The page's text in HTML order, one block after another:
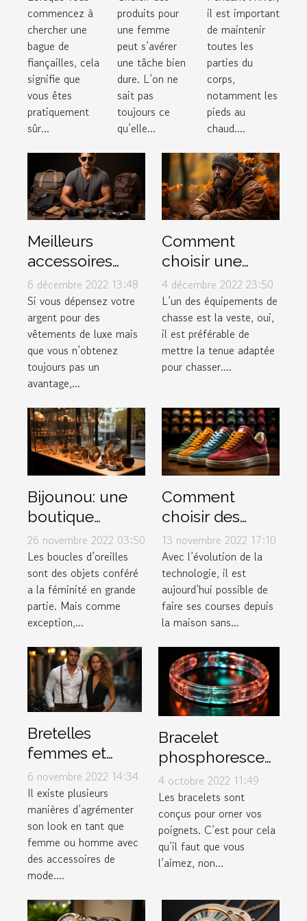
offrir à sa
chérie ?
commencez à
chercher une
bague de
fiançailles, cela
signifie que
vous êtes
pratiquement
sûr...
produits pour
une femme
peut s’avérer
une tâche bien
dure. L’on ne
sait pas
toujours ce
qu’elle...
parfaite
paire de
bottes
pour
l’hiver ?
il est important
de maintenir
toutes les
parties du
corps,
notamment les
pieds au
chaud....
Meilleurs
accessoires
pour hommes
6 décembre 2022 13:48
Si vous dépensez votre
argent pour des
vêtements de luxe mais
que vous n’obtenez
toujours pas un
avantage,...
Comment
choisir une
veste de chasse
?
4 décembre 2022 23:50
L’un des équipements de
chasse est la veste, oui,
il est préférable de
mettre la tenue adaptée
pour chasser....
Bijounou: une
boutique
ouverte pour
les boucles
d'oreilles en
acier
inoxydable
26 novembre 2022 03:50
Les boucles d’oreilles
sont des objets conféré
a la féminité en grande
partie. Mais comme
exception,...
Comment
choisir des
baskets dans
une boutique
en ligne ?
13 novembre 2022 17:10
Avec l’évolution de la
technologie, il est
aujourd’hui possible de
faire ses courses depuis
la maison sans...
Bretelles
femmes et
hommes :
comment les
porter ?
6 novembre 2022 14:34
Il existe plusieurs
manières d’agrémenter
son look en tant que
femme ou homme avec
des accessoires de
mode....
Bracelet
phosphorescent
: illuminez votre
poignet !
4 octobre 2022 11:49
Les bracelets sont
conçus pour orner vos
poignets. C’est pour cela
qu’il faut que vous
l’aimez, non...